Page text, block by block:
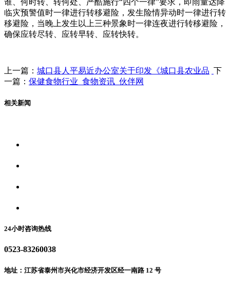
谁、何时转、转何处、严酷施行“四个一律”要求，即雨量达降
临灾预警值时一律进行转移避险，发生险情异动时一律进行转
移避险，当晚上发生以上三种景象时一律连夜进行转移避险，
确保应转尽转、应转早转、应转快转。
上一篇： 城口县人平易近办公室关于印发《城口县农业品 下
一篇： 保健食物行业_食物资讯_伙伴网
相关新闻
24小时咨询热线
0523-83260038
地址：江苏省泰州市兴化市经济开发区经一南路 12 号